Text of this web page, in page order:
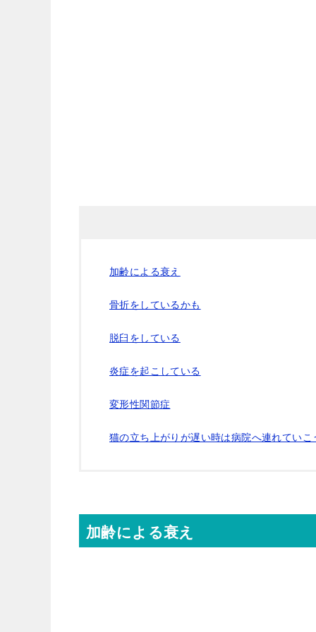
加齢による衰え
骨折をしているかも
脱臼をしている
炎症を起こしている
変形性関節症
猫の立ち上がりが遅い時は病院へ連れていこ
加齢による衰え